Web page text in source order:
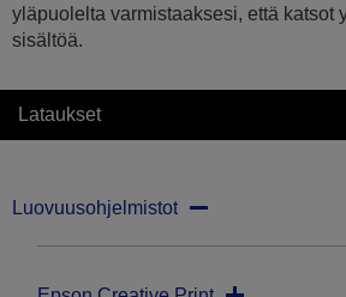
yläpuolelta varmistaaksesi, että katsot
sisältöä.
Lataukset
Luovuusohjelmistot